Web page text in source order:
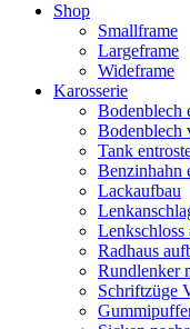
Shop
Smallframe
Largeframe
Wideframe
Karosserie
Bodenblech
Bodenblech
Tank
Benzinhahn
Lackaufbau
Lenkschloss
Radhaus
Rundlenker
Schriftzüge